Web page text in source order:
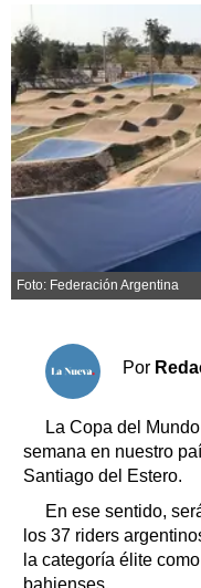
Sociedad y tiempo
libre
Cartón Lleno
Fúnebres
Horóscopo
Suplementos
Servicios
Foto: Federación Argentina
Por
La Copa del
semana en nuestro
Santiago del Estero.
En ese sentido,
los 37 riders
la categoría élite
bahienses.